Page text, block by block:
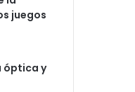
juegos
óptica y